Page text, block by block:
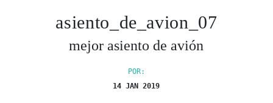
asiento_de_avion_07
mejor asiento de avión
POR:
14 JAN 2019